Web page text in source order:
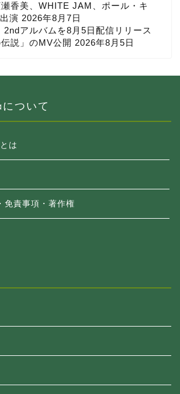
香美、WHITE JAM、ポール・キ
演 2026年8月7日
2ndアルバムを8月5日配信リリース
説」のMV公開 2026年8月5日
ついて
は
免責事項・著作権